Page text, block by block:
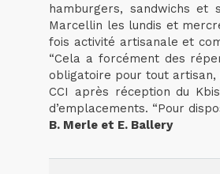
hamburgers, sandwichs et
Marcellin les lundis et
fois activité artisanale et
“Cela a forcément des
obligatoire pour tout artisan,
CCI après réception du
d’emplacements. “Pour
B. Merle et E. Ballery